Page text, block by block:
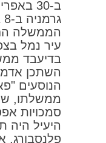
הממשלה
עיר נמל
בדיעבד
השתכן
הנוסעים
ממשלתו,
סמכויות
היעיל היה